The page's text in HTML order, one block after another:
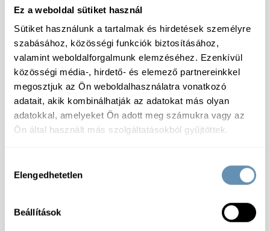
Ez a weboldal sütiket használ
Sütiket használunk a tartalmak és hirdetések személyre
szabásához, közösségi funkciók biztosításához,
valamint weboldalforgalmunk elemzéséhez. Ezenkívül
közösségi média-, hirdető- és elemező partnereinkkel
megosztjuk az Ön weboldalhasználatra vonatkozó
adatait, akik kombinálhatják az adatokat más olyan
adatokkal, amelyeket Ön adott meg számukra vagy az
Ön által használt más szolgáltatásokból gyűjtöttek.
kiválasztása
Elengedhetetlen
Beállítások